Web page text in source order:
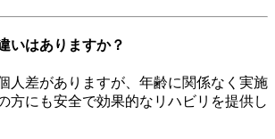
いはありますか？
人差がありますが、年齢に関係なく実施
方にも安全で効果的なリハビリを提供し